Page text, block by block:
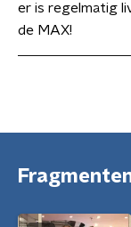
er is regelmatig
de MAX!